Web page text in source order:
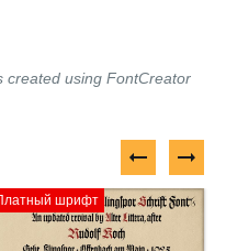
created using FontCreator
шрифт